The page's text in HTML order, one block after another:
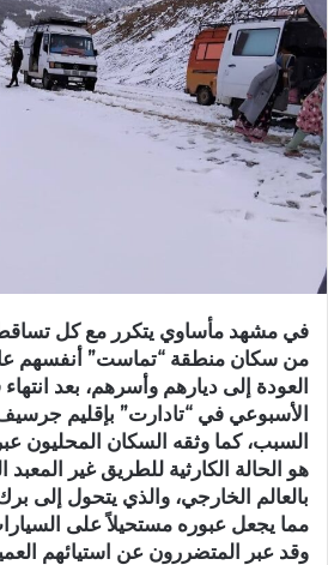
ل
ب
ر
ي
د
و
ن
ي
ا
في مشهد مأساوي يتكرر مع كل
من سكان منطقة “تماست” أنفسهم
العودة إلى ديارهم وأسرهم، بعد
الأسبوعي في “تادارت” بإقليم
السبب، كما وثقه السكان المحليون
هو الحالة الكارثية للطريق غير
بالعالم الخارجي، والذي يتحول إلى
مما يجعل عبوره مستحيلاً على
وقد عبر المتضررون عن استيائهم